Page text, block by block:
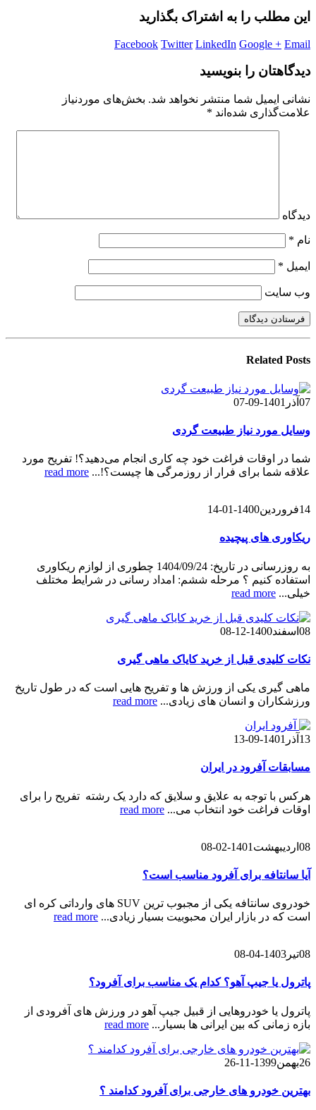
این مطلب را به اشتراک بگذارید
Facebook Twitter LinkedIn Google + Email
دیدگاهتان را بنویسید
نشانی ایمیل شما منتشر نخواهد شد. بخش‌های موردنیاز
علامت‌گذاری شده‌اند *
دیدگاه
نام *
ایمیل *
وب‌ سایت
Related Posts
07 آذر 1401-09-07
وسایل مورد نیاز طبیعت گردی
شما در اوقات فراغت خود چه کاری انجام می‌دهید؟! تفریح مورد
علاقه شما برای فرار از روزمرگی ها چیست؟!... read more
14فروردین1400-01-14
ریکاوری های پیچیده
به روزرسانی در تاریخ: 1404/09/24 چطوری از لوازم ریکاوری
استفاده کنیم ؟ مرحله ششم: امداد رسانی در شرایط مختلف
خیلی... read more
08 اسفند1400-12-08
نکات کلیدی قبل از خرید کایاک ماهی گیری
ماهی گیری یکی از ورزش ها و تفریح هایی است که در طول تاریخ
ورزشکاران و انسان های زیادی... read more
13 آذر 1401-09-13
مسابقات آفرود در ایران
هرکس با توجه به علایق و سلایق که دارد یک رشته تفریح را برای
اوقات فراغت خود انتخاب می... read more
08 اردیبهشت 1401-02-08
آیا سانتافه برای آفرود مناسب است؟
خودروی سانتافه یکی از مجبوب ترین SUV های وارداتی کره ای
است که در بازار ایران محبوبیت بسیار زیادی... read more
08تیر 1403-04-08
پاترول یا جیپ آهو؟ کدام یک مناسب برای آفرود؟
پاترول یا خودروهایی از قبیل جیپ آهو در ورزش های آفرودی از
بازه زمانی که بین ایرانی ها بسیار... read more
26بهمن1399-11-26
بهترین خودرو های خارجی برای آفرود کدامند ؟